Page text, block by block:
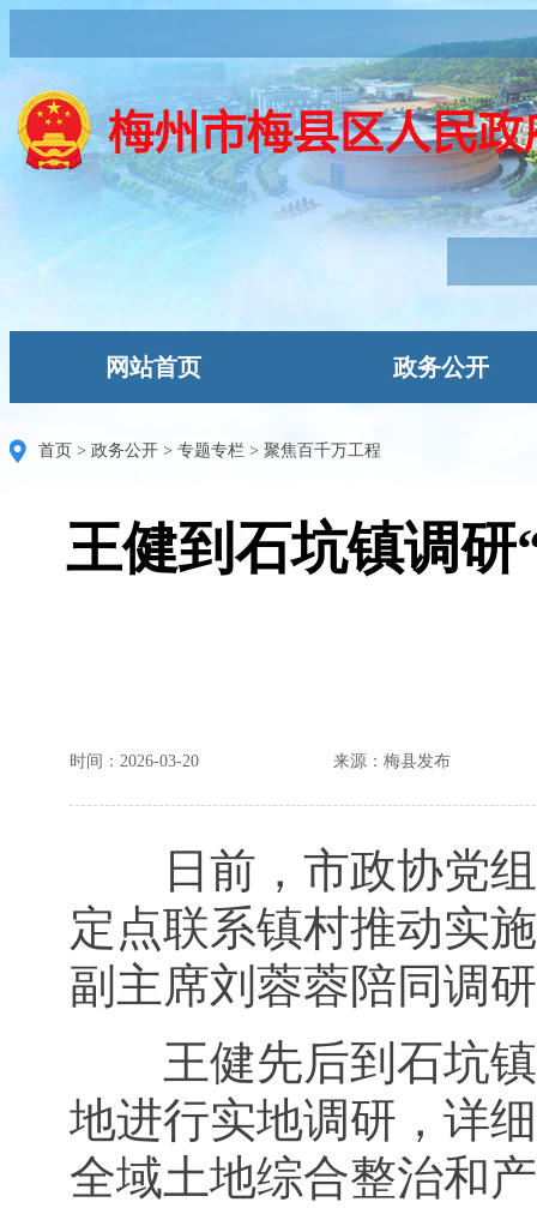
网站首页 政务公开
首页 > 政务公开 > 专题专栏 > 聚焦百千万工程
王健到石坑镇调研
时间：2026-03-20 来源：梅县发布
日前，市政协党
定点联系镇村推动实
副主席刘蓉蓉陪同调
王健先后到石坑
地进行实地调研，详
全域土地综合整治和